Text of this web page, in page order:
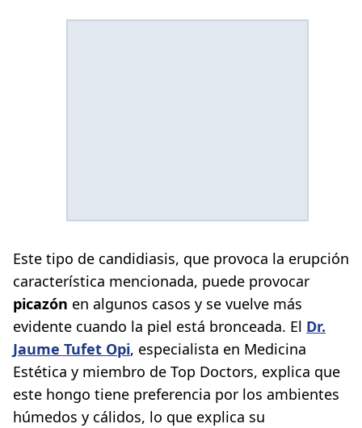
Este tipo de candidiasis, que provoca la erupción
característica mencionada, puede provocar
picazón en algunos casos y se vuelve más
evidente cuando la piel está bronceada. El Dr.
Jaume Tufet Opi, especialista en Medicina
Estética y miembro de Top Doctors, explica que
este hongo tiene preferencia por los ambientes
húmedos y cálidos, lo que explica su